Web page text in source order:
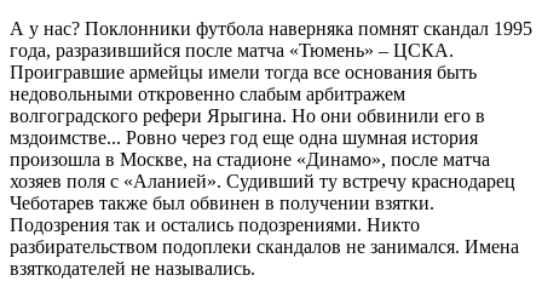
А у нас? Поклонники футбола наверняка помнят скандал 1995
года, разразившийся после матча «Тюмень» – ЦСКА.
Проигравшие армейцы имели тогда все основания быть
недовольными откровенно слабым арбитражем
волгоградского рефери Ярыгина. Но они обвинили его в
мздоимстве... Ровно через год еще одна шумная история
произошла в Москве, на стадионе «Динамо», после матча
хозяев поля с «Аланией». Судивший ту встречу краснодарец
Чеботарев также был обвинен в получении взятки.
Подозрения так и остались подозрениями. Никто
разбирательством подоплеки скандалов не занимался. Имена
взяткодателей не назывались.